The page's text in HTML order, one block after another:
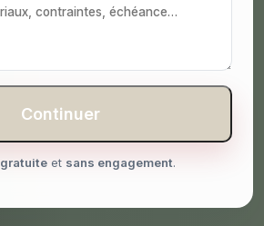
Continuer
gratuite et sans engagement.